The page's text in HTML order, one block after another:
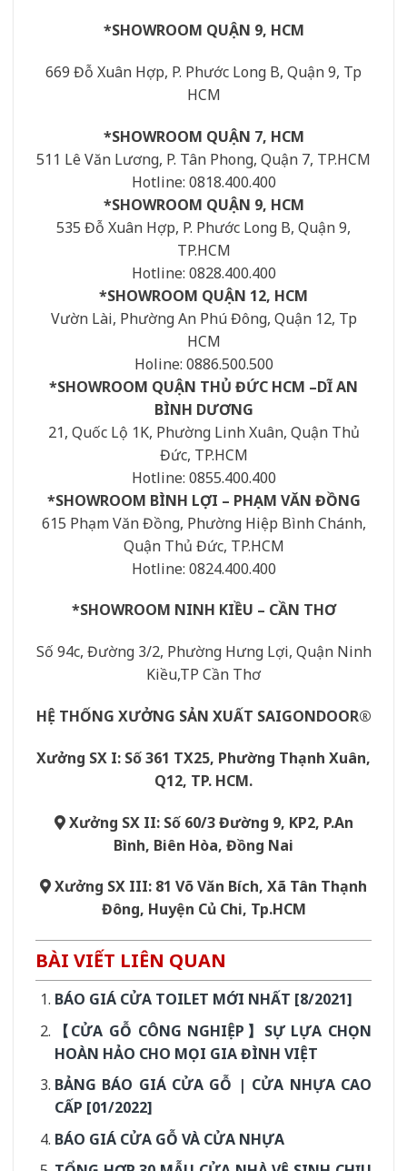
*SHOWROOM QUẬN 9, HCM
669 Đỗ Xuân Hợp, P. Phước Long B, Quận 9, Tp
HCM
*SHOWROOM QUẬN 7, HCM
511 Lê Văn Lương, P. Tân Phong, Quận 7, TP.HCM
Hotline: 0818.400.400
*SHOWROOM QUẬN 9, HCM
535 Đỗ Xuân Hợp, P. Phước Long B, Quận 9,
TP.HCM
Hotline: 0828.400.400
*SHOWROOM QUẬN 12, HCM
Vườn Lài, Phường An Phú Đông, Quận 12, Tp
HCM
Holine: 0886.500.500
*SHOWROOM QUẬN THỦ ĐỨC HCM –DĨ AN
BÌNH DƯƠNG
21, Quốc Lộ 1K, Phường Linh Xuân, Quận Thủ
Đức, TP.HCM
Hotline: 0855.400.400
*SHOWROOM BÌNH LỢI – PHẠM VĂN ĐỒNG
615 Phạm Văn Đồng, Phường Hiệp Bình Chánh,
Quận Thủ Đức, TP.HCM
Hotline: 0824.400.400
*SHOWROOM NINH KIỀU – CẦN THƠ
Số 94c, Đường 3/2, Phường Hưng Lợi, Quận Ninh
Kiều,TP Cần Thơ
HỆ THỐNG XƯỞNG SẢN XUẤT SAIGONDOOR®
Xưởng SX I: Số 361 TX25, Phường Thạnh Xuân,
Q12, TP. HCM.
Xưởng SX II: Số 60/3 Đường 9, KP2, P.An
Bình, Biên Hòa, Đồng Nai
Xưởng SX III: 81 Võ Văn Bích, Xã Tân Thạnh
Đông, Huyện Củ Chi, Tp.HCM
BÀI VIẾT LIÊN QUAN
BÁO GIÁ CỬA TOILET MỚI NHẤT [8/2021]
【CỬA GỖ CÔNG NGHIỆP】SỰ LỰA CHỌN
HOÀN HẢO CHO MỌI GIA ĐÌNH VIỆT
BẢNG BÁO GIÁ CỬA GỖ | CỬA NHỰA CAO
CẤP [01/2022]
BÁO GIÁ CỬA GỖ VÀ CỬA NHỰA